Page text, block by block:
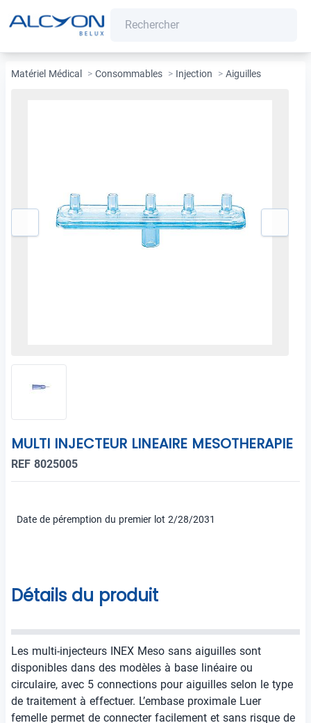
Matériel Médical > Consommables > Injection > Aiguilles
MULTI INJECTEUR LINEAIRE MESOTHERAPIE
REF 8025005
Date de péremption du premier lot 2/28/2031
Détails du produit
Les multi-injecteurs INEX Meso sans aiguilles sont
disponibles dans des modèles à base linéaire ou
circulaire, avec 5 connections pour aiguilles selon le type
de traitement à effectuer. L’embase proximale Luer
femelle permet de connecter facilement et sans risque de